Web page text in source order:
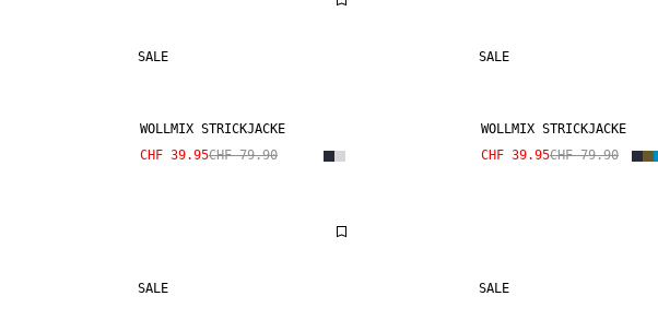
SALE
WOLLMIX STRICKJACKE
CHF 39.95CHF 79.90
SALE
WOLLMIX STRICKJACKE
CHF 39.95CHF 79.90
SALE SALE